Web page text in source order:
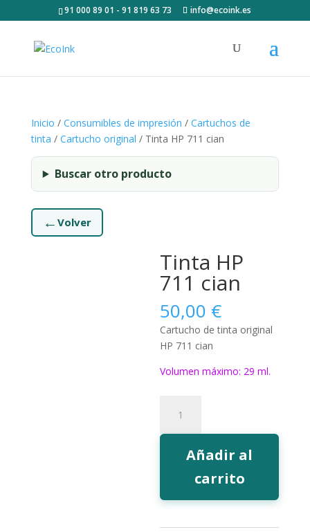
91 000 89 01 - 91 819 63 73 info@ecoink.es
Inicio / Consumibles de impresión / Cartuchos de
tinta / Cartucho original / Tinta HP 711 cian
Buscar otro producto
← Volver
Tinta HP
711 cian
50,00 €
Cartucho de tinta original
HP 711 cian
Volumen máximo: 29 ml.
711
Añadir al
carrito